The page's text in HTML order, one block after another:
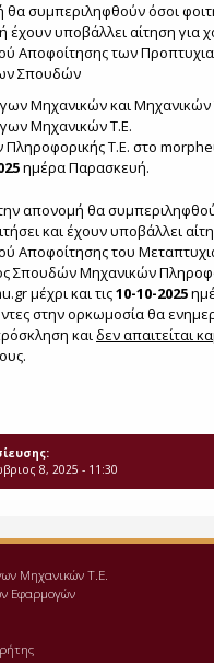
θα συμπεριληφθούν όσοι
έχουν υποβάλλει αίτηση για
Αποφοίτησης των
Σπουδών
Μηχανικών και
Μηχανικών Τ.Ε.
Τ.Ε. στο
ημέρα Παρασκευή.
απονομή θα
και έχουν υποβάλλει
Αποφοίτησης του
Σπουδών Μηχανικών
μέχρι και τις10-10-2025
στην ορκωμοσία θα
καιδεν απαιτείται
8, 2025 - 11:30
Μηχανικών Τ.Ε.
Εφαρμογών